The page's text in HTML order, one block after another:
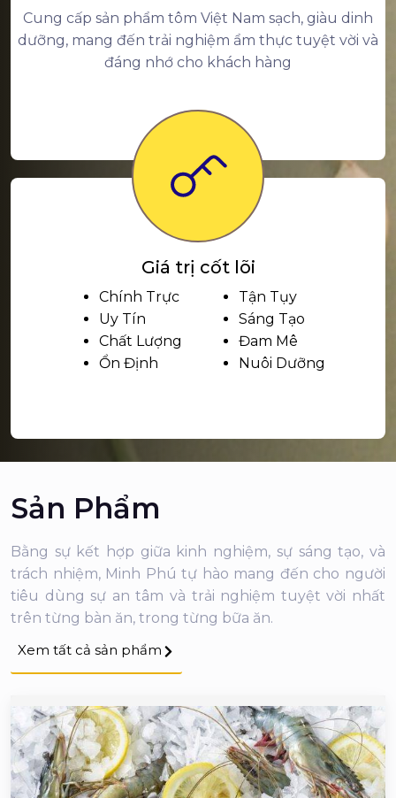
Cung cấp sản phẩm tôm Việt Nam sạch, giàu dinh
dưỡng, mang đến trải nghiệm ẩm thực tuyệt vời và
đáng nhớ cho khách hàng
Giá trị cốt lõi
Chính Trực
Uy Tín
Chất Lượng
Ổn Định
Tận Tụy
Sáng Tạo
Đam Mê
Nuôi Dưỡng
Sản Phẩm
Xem tất cả sản phẩm
Bằng sự kết hợp giữa kinh nghiệm, sự sáng tạo, và
trách nhiệm, Minh Phú tự hào mang đến cho người
tiêu dùng sự an tâm và trải nghiệm tuyệt vời nhất
trên từng bàn ăn, trong từng bữa ăn.